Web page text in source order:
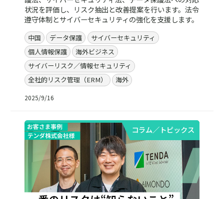
状況を評価し、リスク抽出と改善提案を行います。法令
遵守体制とサイバーセキュリティの強化を支援します。
中国 データ保護
サイバーセキュリティ
個人情報保護
海外ビジネス
サイバーリスク／情報セキュリティ
全社的リスク管理（ERM）
海外
2025/9/16
コラム／トピックス